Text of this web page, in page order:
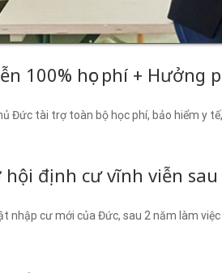
100% học phí +
Đức tài trợ toàn bộ học phí, bảo hiểm y
hội định cư vĩnh viễn
nhập cư mới của Đức, sau 2 năm làm